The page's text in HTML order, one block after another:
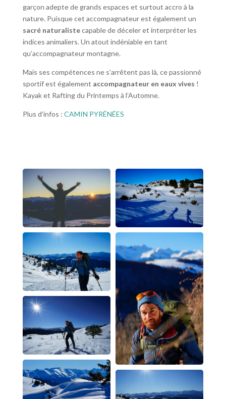
garçon adepte de grands espaces et surtout accro à la
nature. Puisque cet accompagnateur est également un
sacré naturalistecapable de déceler et interpréter les
indices animaliers. Un atout indéniable en tant
qu’accompagnateur montagne.
Mais ses compétences ne s’arrêtent pas là, ce passionné
sportif est également accompagnateur en eaux vives !
Kayak et Rafting du Printemps à l’Automne.
Plus d’infos : CAMIN PYRÉNÉES